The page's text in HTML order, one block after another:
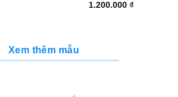
1.200.000 ₫
Xem thêm mẫu